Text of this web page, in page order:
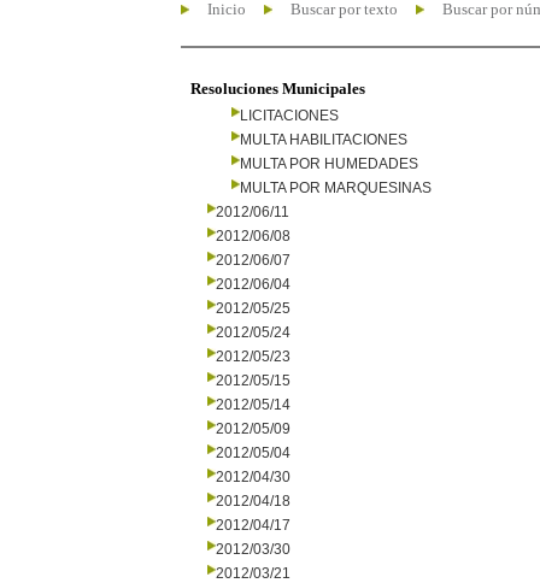
Inicio Buscar por texto Buscar por
Resoluciones Municipales
LICITACIONES
MULTA HABILITACIONES
MULTA POR HUMEDADES
MULTA POR MARQUESINAS
2012/06/11
2012/06/08
2012/06/07
2012/06/04
2012/05/25
2012/05/24
2012/05/23
2012/05/15
2012/05/14
2012/05/09
2012/05/04
2012/04/30
2012/04/18
2012/04/17
2012/03/30
2012/03/21